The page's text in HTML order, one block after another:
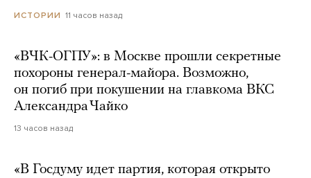
ИСТОРИИ 11 часов назад
«ВЧК-ОГПУ»: в Москве прошли секретные
похороны генерал-майора. Возможно,
он погиб при покушении на главкома ВКС
Александра Чайко
13 часов назад
«В Госдуму идет партия, которая открыто